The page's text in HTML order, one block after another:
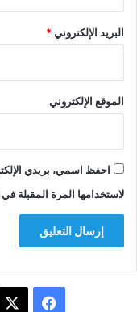
البريد الإلكتروني*
الموقع الإلكتروني
احفظ اسمي، بريدي
لاستخدامها المرة المقبلة
فيسبوك